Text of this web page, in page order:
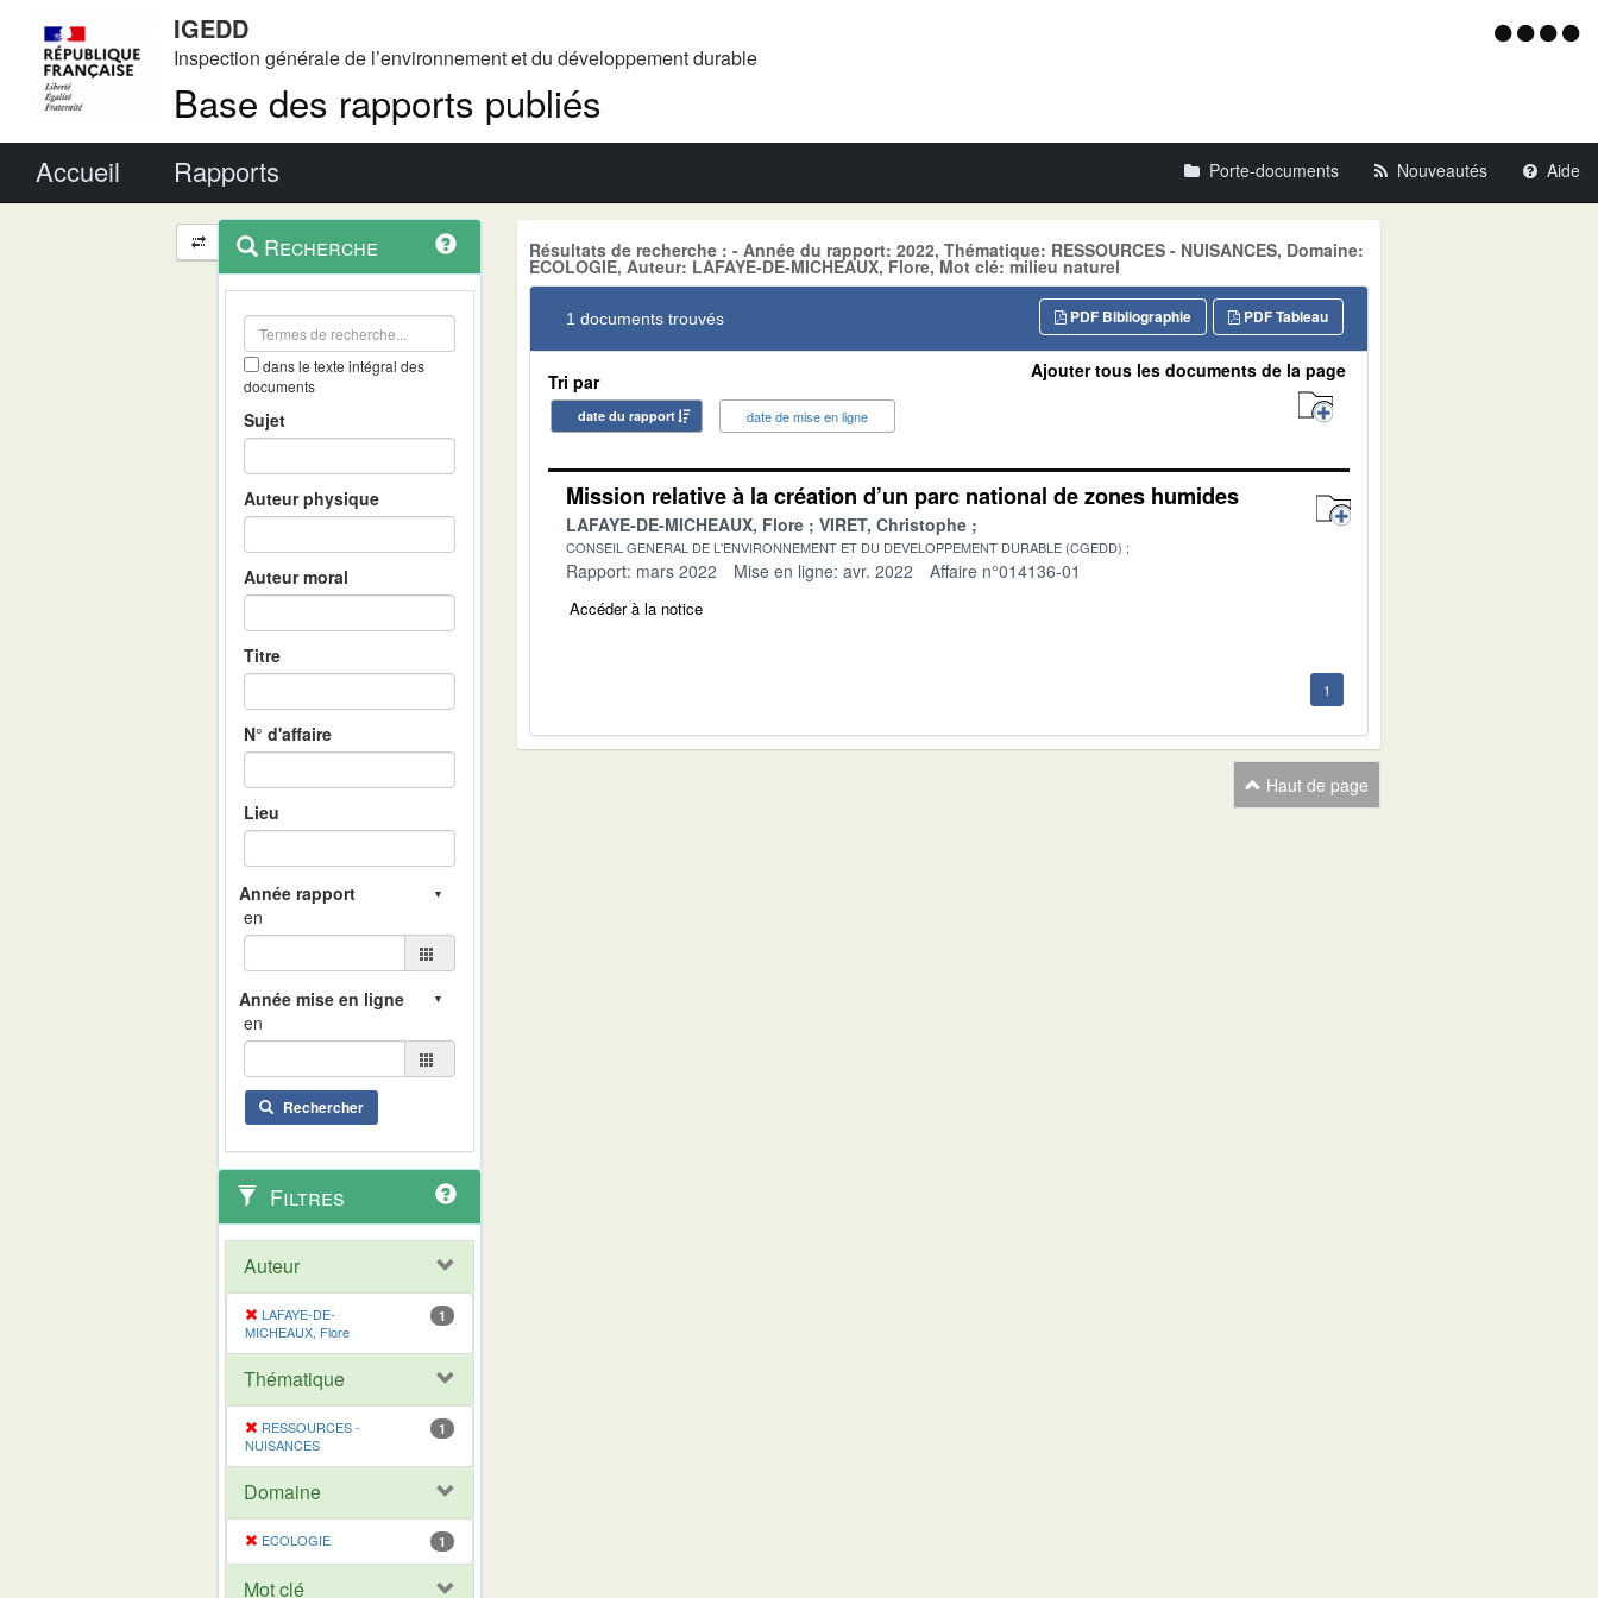
IGEDD
Inspection générale de l’environnement et du développement durable
Base des rapports publiés
Menu
Accueil Rapports Porte-documents Nouveautés Aide
Navigation
et
outils
contextuel
Recherche
dans le texte intégral des
documents
Sujet
Auteur physique
Auteur moral
Titre
N° d'affaire
Lieu
en
en
Rechercher
Filtres
Auteur
LAFAYE-DE-
MICHEAUX, Flore
1
Thématique
RESSOURCES -
NUISANCES
1
Domaine
ECOLOGIE 1
Mot clé
Résultats de recherche : - Année du rapport: 2022, Thématique: RESSOURCES - NUISANCES, Domaine:
ECOLOGIE, Auteur: LAFAYE-DE-MICHEAUX, Flore, Mot clé: milieu naturel
1 documents trouvés PDF Tableau
PDF Bibliographie
Tri par
date du rapport date de mise en ligne
Ajouter tous les documents de la page
Mission relative à la création d’un parc national de zones humides
LAFAYE-DE-MICHEAUX, Flore VIRET, Christophe
CONSEIL GENERAL DE L'ENVIRONNEMENT ET DU DEVELOPPEMENT DURABLE (CGEDD)
Rapport: mars 2022 Mise en ligne: avr. 2022 Affaire n°014136-01
Accéder à la notice
1
Haut de page